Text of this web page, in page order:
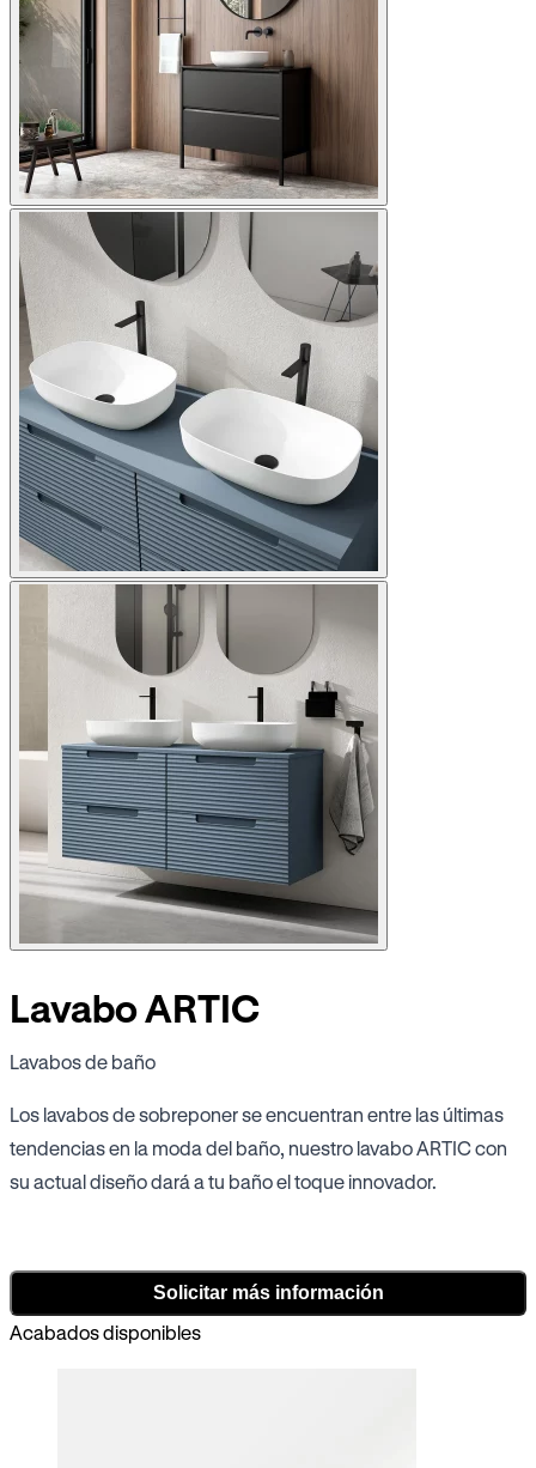
Lavabo ARTIC
Lavabos de baño
Los lavabos de sobreponer se encuentran entre las últimas
tendencias en la moda del baño, nuestro lavabo ARTIC con
su actual diseño dará a tu baño el toque innovador.
Solicitar más información
Acabados disponibles